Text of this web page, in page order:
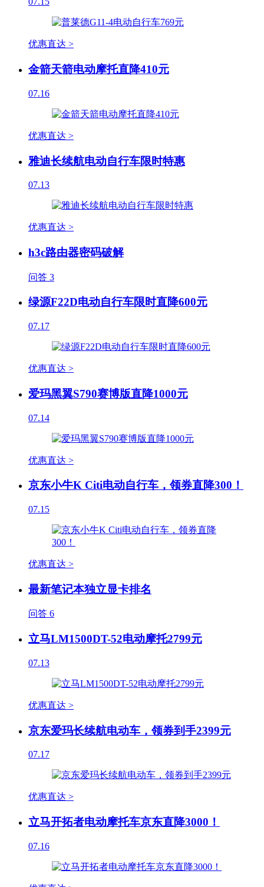
优惠直达 >
金箭天箭电动摩托直降410元
07.16
优惠直达 >
雅迪长续航电动自行车限时特惠
07.13
优惠直达 >
h3c路由器密码破解
问答 3
绿源F22D电动自行车限时直降600元
07.17
优惠直达 >
爱玛黑翼S790赛博版直降1000元
07.14
优惠直达 >
京东小牛K Citi电动自行车，领券直降300！
07.15
优惠直达 >
最新笔记本独立显卡排名
问答 6
立马LM1500DT-52电动摩托2799元
07.13
优惠直达 >
京东爱玛长续航电动车，领券到手2399元
07.17
优惠直达 >
立马开拓者电动摩托车京东直降3000！
07.16